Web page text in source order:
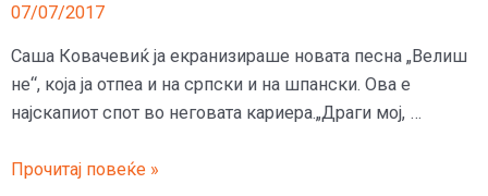
07/07/2017
Саша Ковачевиќ ја екранизираше новата песна „Велиш
не“, која ја отпеа и на српски и на шпански. Ова е
најскапиот спот во неговата кариера.„Драги мој, …
(ВИДЕО)
Прочитај повеќе »